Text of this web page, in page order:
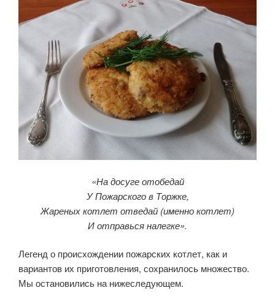
«На досуге отобедай
У Пожарского в Торжке,
Жареных котлет отведай (именно котлет)
И отправься налегке».
Легенд о происхождении пожарских котлет, как и
вариантов их приготовления, сохранилось множество.
Мы остановились на нижеследующем.